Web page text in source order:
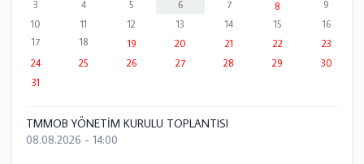
3
4 5 6 7 8
9
10
11 12 13 14 15
16
17
18 19 20 21 22
23
24
25 26 27 28 29
30
31
TMMOB YÖNETİM KURULU TOPLANTISI
08.08.2026 - 14:00